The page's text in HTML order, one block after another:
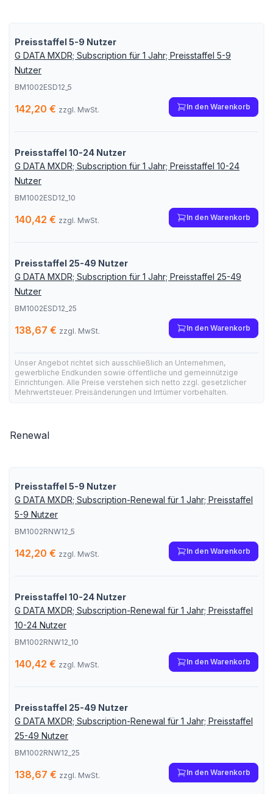
Preisstaffel 5-9 Nutzer
G DATA MXDR; Subscription für 1 Jahr; Preisstaffel 5-9
Nutzer
BM1002ESD12_5
142,20 € zzgl. MwSt. In den Warenkorb
Preisstaffel 10-24 Nutzer
G DATA MXDR; Subscription für 1 Jahr; Preisstaffel 10-24
Nutzer
BM1002ESD12_10
140,42 € zzgl. MwSt. In den Warenkorb
Preisstaffel 25-49 Nutzer
G DATA MXDR; Subscription für 1 Jahr; Preisstaffel 25-49
Nutzer
BM1002ESD12_25
138,67 € zzgl. MwSt. In den Warenkorb
Unser Angebot richtet sich ausschließlich an Unternehmen,
gewerbliche Endkunden sowie öffentliche und gemeinnützige
Einrichtungen. Alle Preise verstehen sich netto zzgl. gesetzlicher
Mehrwertsteuer. Preisänderungen und Irrtümer vorbehalten.
Renewal
Preisstaffel 5-9 Nutzer
G DATA MXDR; Subscription-Renewal für 1 Jahr; Preisstaffel
5-9 Nutzer
BM1002RNW12_5
142,20 € zzgl. MwSt. In den Warenkorb
Preisstaffel 10-24 Nutzer
G DATA MXDR; Subscription-Renewal für 1 Jahr; Preisstaffel
10-24 Nutzer
BM1002RNW12_10
140,42 € zzgl. MwSt. In den Warenkorb
Preisstaffel 25-49 Nutzer
G DATA MXDR; Subscription-Renewal für 1 Jahr; Preisstaffel
25-49 Nutzer
BM1002RNW12_25
138,67 € zzgl. MwSt. In den Warenkorb